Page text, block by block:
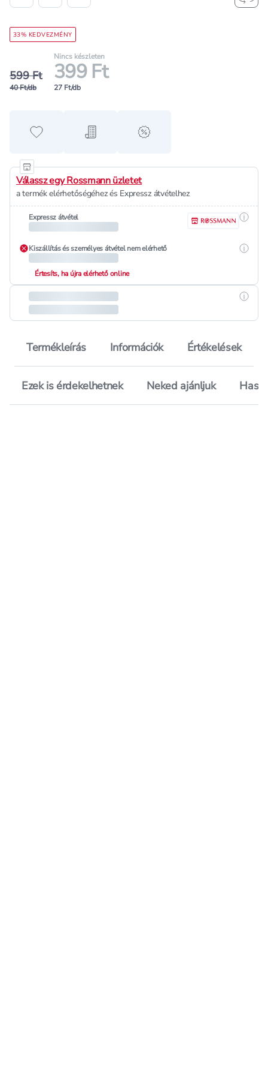
33% KEDVEZMÉNY
599 Ft
40 Ft/db
Nincs készleten
399 Ft
27 Ft/db
Hozzáadás a kedvencekhez
Hozzáadás a bevásárló listához
alert when on sale
Válassz egy Rossmann üzletet
a termék elérhetőségéhez és Expressz átvételhez
Expressz átvétel
Kiszállítás és személyes átvétel nem elérhető
Értesíts, ha újra elérhető online
Termékleírás Információk Értékelések
Ezek is érdekelhetnek Neked ajánljuk